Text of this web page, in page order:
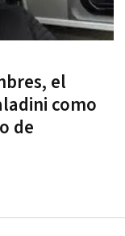
el
como
de